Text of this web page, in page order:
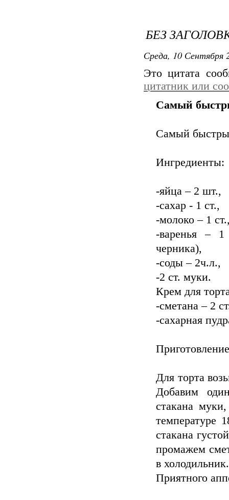
БЕЗ
Среда, 10 Сентября
Это цитата
цитатник или
Самый
Самый
Ингредиенты:
-яйца – 2 шт.,
-сахар - 1 ст.,
-молоко – 1
-варенья – 1
черника),
-соды – 2ч.л.,
-2 ст. муки.
Крем для
-сметана – 2
-сахарная
Для торта
Добавим
стакана
температуре
стакана
промажем
в холодильник.
Приятного